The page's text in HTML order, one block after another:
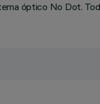
óptico No Dot.